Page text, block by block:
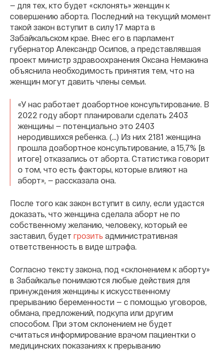
— для тех, кто будет «склонять» женщин к
совершению аборта. Последний на текущий момент
такой закон вступит в силу 17 марта в
Забайкальском крае. Внес его в парламент
губернатор Александр Осипов, а представлявшая
проект министр здравоохранения Оксана Немакина
объяснила необходимость принятия тем, что на
женщин могут давить члены семьи.
«У нас работает доабортное консультирование. В
2022 году аборт планировали сделать 2403
женщины — потенциально это 2403
неродившихся ребенка. (...) Из них 2181 женщина
прошла доабортное консультирование, а 15,7% [в
итоге] отказались от аборта. Статистика говорит
о том, что есть факторы, которые влияют на
аборт», — рассказала она.
После того как закон вступит в силу, если удастся
доказать, что женщина сделала аборт не по
собственному желанию, человеку, который ее
заставил, будет грозить административная
ответственность в виде штрафа.
Согласно тексту закона, под «склонением к аборту»
в Забайкалье понимаются любые действия для
принуждения женщины к искусственному
прерыванию беременности — с помощью уговоров,
обмана, предложений, подкупа или другим
способом. При этом склонением не будет
считаться информирование врачом пациентки о
медицинских показаниях к прерыванию